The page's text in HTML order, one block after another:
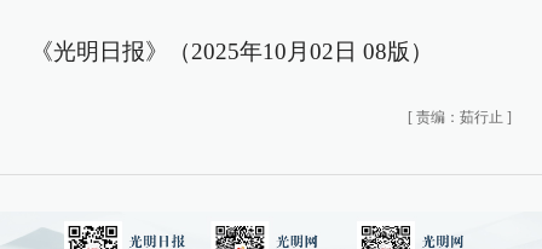
《光明日报》（2025年10月02日 08版）
[ 责编：茹行止 ]